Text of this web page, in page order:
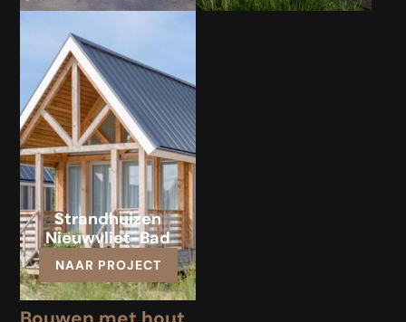
Strandhuizen
Nieuwvliet-Bad
NAAR PROJECT